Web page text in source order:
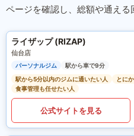
ページを確認し、総額や通える
ライザップ (RIZAP)
仙台店
パーソナルジム
駅から車で9分
駅から5分以内のジムに通いたい人
とに
食事管理も任せたい人
公式サイトを見る